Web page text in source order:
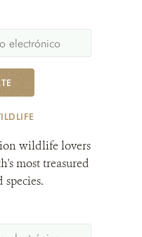
wildlife lovers
most treasured